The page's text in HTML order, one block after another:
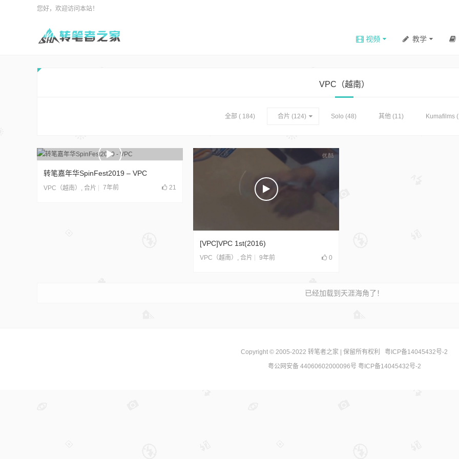
您好，欢迎访问本站！
视频 教学
VPC（越南）
全部 ( 184) 合片 (124) Solo (48) 其他(11) Kumafilms
转笔嘉年华SpinFest2019 – VPC
VPC（越南） , 合片 7年前 21
[VPC]VPC 1st(2016)
VPC（越南） , 合片 9年前 0
已经加载到天涯海角了！
Copyright © 2005-2022 转笔者之家 | 保留所有权利
粤ICP备14045432号-2
粤公网安备 44060602000096号 粤ICP备14045432号-2